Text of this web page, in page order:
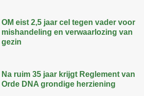
OM eist 2,5 jaar cel tegen vader voor
mishandeling en verwaarlozing van
gezin
Na ruim 35 jaar krijgt Reglement van
Orde DNA grondige herziening